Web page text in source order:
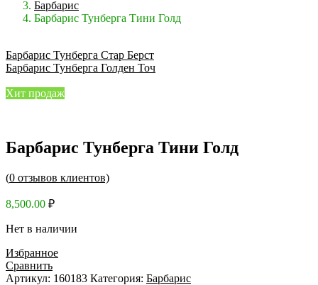
Барбарис
Барбарис Тунберга Тини Голд
Барбарис Тунберга Стар Берст
Барбарис Тунберга Голден Точ
Хит продаж
Барбарис Тунберга Тини Голд
(0 отзывов клиентов)
8,500.00 ₽
Нет в наличии
Избранное
Сравнить
Артикул: 160183 Категория: Барбарис